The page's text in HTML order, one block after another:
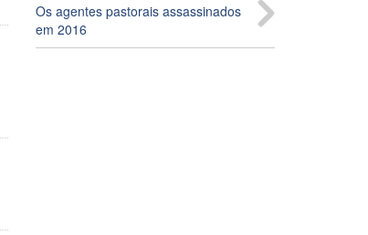
Os agentes pastorais assassinados
em 2016